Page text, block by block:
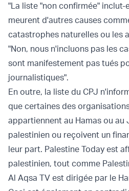
"La liste "non confirmée"
meurent d'autres causes
catastrophes naturelles ou les
"Non, nous n'incluons pas les
sont manifestement pas tués
journalistiques".
En outre, la liste du CPJ
que certaines des
appartiennent au Hamas ou au
palestinien ou reçoivent un
leur part. Palestine Today est
palestinien, tout comme
Al Aqsa TV est dirigée par le